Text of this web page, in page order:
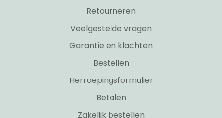
Retourneren
Veelgestelde vragen
Garantie en klachten
Bestellen
Herroepingsformulier
Betalen
Zakelijk bestellen